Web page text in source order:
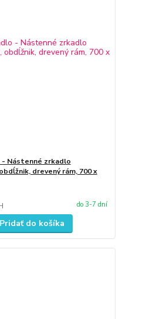
Nástenné zrkadlo
drevený rám, 700 x
do 3-7 dní
Pridať do košíka